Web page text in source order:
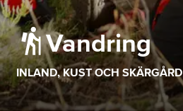
Vandring
INLAND, KUST OCH SKÄRGÅRD